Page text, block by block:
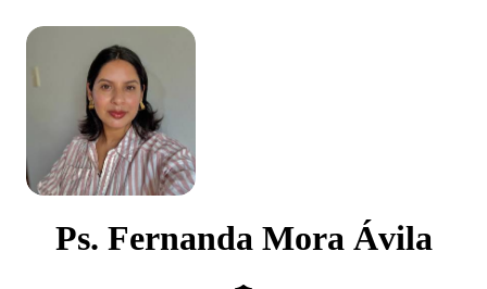
Ps. Fernanda Mora Ávila